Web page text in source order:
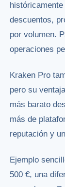
descuentos,
por volumen.
operaciones
Kraken Pro
pero su
más barato
más de
reputación y
Ejemplo
500 €, una